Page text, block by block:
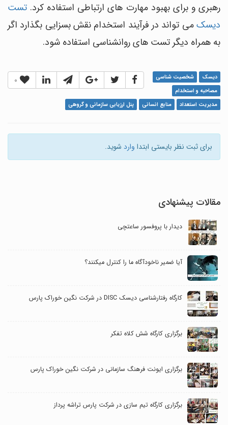
رهبری و برای بهبود مهارت های ارتباطی استفاده کرد. تست
دیسکمی تواند در فرآیند استخدام نقش بسزایی بگذارد اگر
به همراه دیگر تست های روانشناسی استفاده شود.
0 دیسک
شخصیت شناسی
مصاحبه و استخدام
مدیریت استعداد
منابع انسانی پنل ارزیابی سازمانی و گروهی
برای ثبت نظر بایستی ابتدا وارد شوید.
مقالات پیشنهادی
دیدار با پروفسور ساعتچی
آیا ضمیر ناخودآگاه ما را کنترل می‎کنند؟
کارگاه رفتارشناسی دیسک DISC در شرکت نگین خوراک پارس
برگزاری کارگاه شش کلاه تفکر
برگزاری ایونت فرهنگ سازمانی در شرکت نگین خوراک پارس
برگزاری کارگاه تیم سازی در شرکت پارس تراشه پرداز